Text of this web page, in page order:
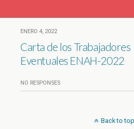
ENERO 4, 2022
Carta de los Trabajadores
Eventuales ENAH-2022
NO RESPONSES
Back to top